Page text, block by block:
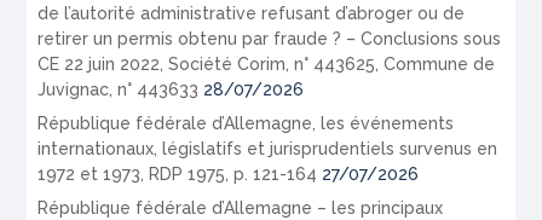
de l’autorité administrative refusant d’abroger ou de
retirer un permis obtenu par fraude ? – Conclusions sous
CE 22 juin 2022, Société Corim, n° 443625, Commune de
Juvignac, n° 443633 28/07/2026
République fédérale d’Allemagne, les événements
internationaux, législatifs et jurisprudentiels survenus en
1972 et 1973, RDP 1975, p. 121-164 27/07/2026
République fédérale d’Allemagne – les principaux